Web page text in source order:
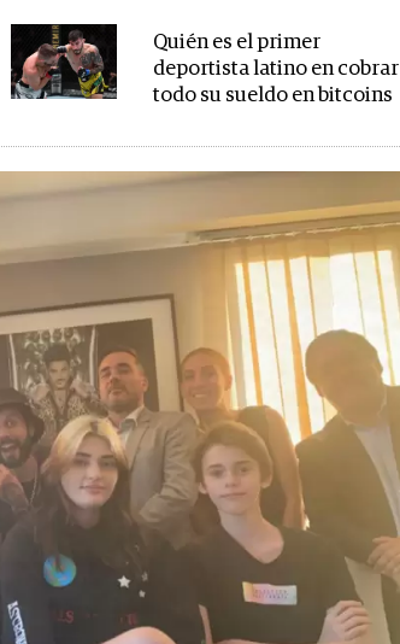
Quién es el primer
deportista latino en cobrar
todo su sueldo en bitcoins